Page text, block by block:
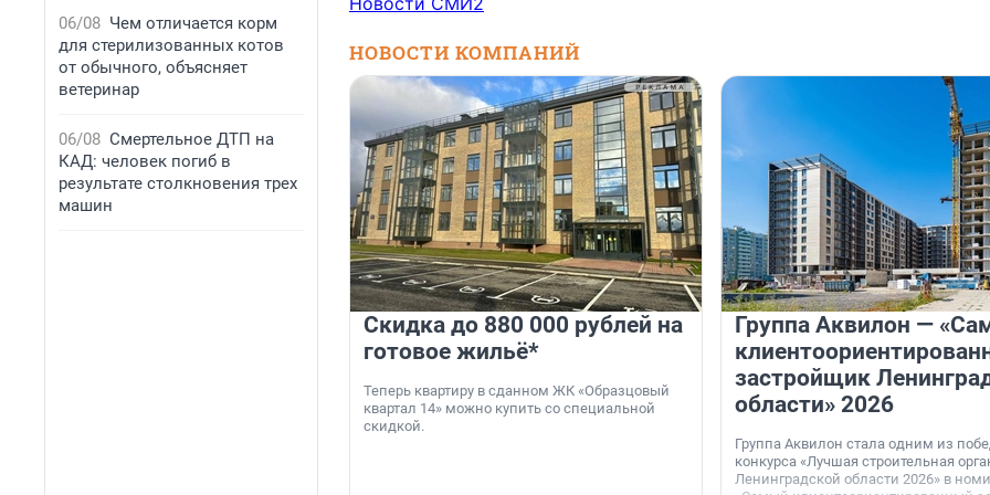
06/08 Чем отличается корм
для стерилизованных котов
от обычного, объясняет
ветеринар
06/08 Смертельное ДТП на
КАД: человек погиб в
результате столкновения трех
машин
НОВОСТИ КОМПАНИЙ
Скидка до 880 000 рублей на
готовое жильё*
Теперь квартиру в сданном ЖК «Образцовый
квартал 14» можно купить со специальной
скидкой.
Группа Аквилон —
застройщик
области» 2026
Группа Аквилон стала одним из
конкурса «Лучшая строительная
Ленинградской области 2026» в